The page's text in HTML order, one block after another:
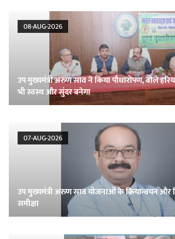
08-AUG-2026
उप मुख्यमंत्री अरुण साव ने किया पौधारोपण, बोले
भी स्वस्थ और सुंदर बनेगा
07-AUG-2026
उप मुख्यमंत्री अरुण साव योजनाओं के क्रियान्वयन और
समीक्षा